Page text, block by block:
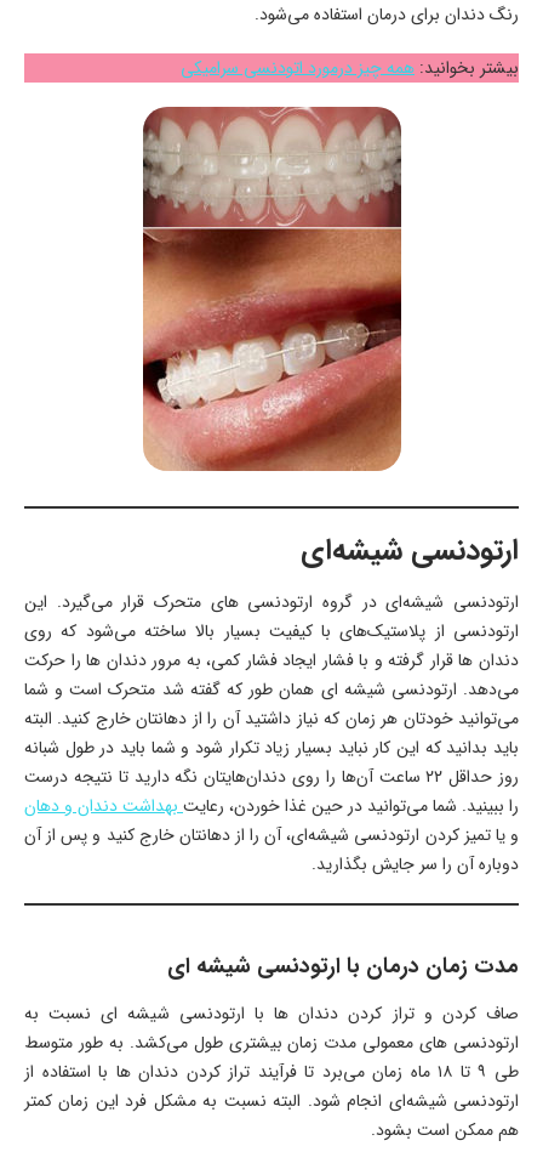
رنگ دندان برای درمان استفاده می‌شود.
بیشتر بخوانید: همه چیز درمورد اتودنسی سرامیکی
ارتودنسی شیشه‌ای
ارتودنسی شیشه‌ای در گروه ارتودنسی ‌های متحرک قرار می‌گیرد. این
ارتودنسی از پلاستیک‌های با کیفیت بسیار بالا ساخته می‌شود که روی
دندان‌ ها قرار گرفته و با فشار ایجاد فشار کمی، به مرور دندان ‌ها را حرکت
می‌دهد. ارتودنسی شیشه‌ ای همان طور که گفته شد متحرک است و شما
می‌توانید خودتان هر زمان که نیاز داشتید آن را از دهانتان خارج کنید. البته
باید بدانید که این کار نباید بسیار زیاد تکرار شود و شما باید در طول شبانه
روز حداقل ۲۲ ساعت آن‌ها را روی دندان‌هایتان نگه دارید تا نتیجه درست
را ببینید. شما می‌توانید در حین غذا خوردن، رعایتبهداشت دندان و دهان
و یا تمیز کردن ارتودنسی شیشه‌ای، آن را از دهانتان خارج کنید و پس از آن
دوباره آن را سر جایش بگذارید.
مدت زمان درمان با ارتودنسی شیشه ‌ای
صاف کردن و تراز کردن دندان‌ ها با ارتودنسی شیشه‌ ای نسبت به
ارتودنسی ‌های معمولی مدت زمان بیشتری طول می‌کشد. به طور متوسط
طی ۹ تا ۱۸ ماه زمان می‌برد تا فرآیند تراز کردن دندان ‌ها با استفاده از
ارتودنسی شیشه‌ای انجام شود. البته نسبت به مشکل فرد این زمان کمتر
هم ممکن است بشود.